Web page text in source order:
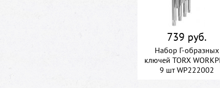
739 руб.
Набор Г-образных
ключей TORX
9 шт WP222002